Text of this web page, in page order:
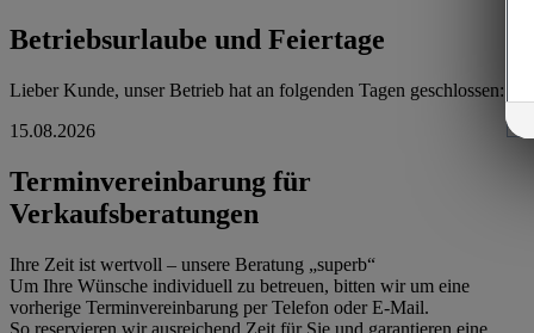
Betriebsurlaube und Feiertage
Lieber Kunde, unser Betrieb hat an folgenden Tagen geschlossen:
15.08.2026
Terminvereinbarung für
Verkaufsberatungen
Ihre Zeit ist wertvoll – unsere Beratung „superb“
Um Ihre Wünsche individuell zu betreuen, bitten wir um eine
vorherige Terminvereinbarung per Telefon oder E-Mail.
So reservieren wir ausreichend Zeit für Sie und garantieren eine